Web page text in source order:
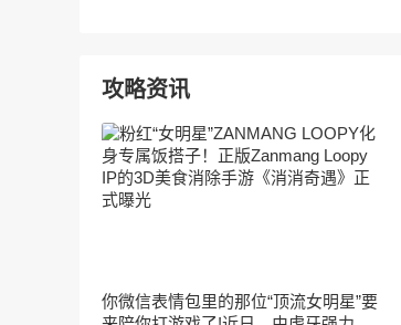
攻略资讯
你微信表情包里的那位“顶流女明星”要